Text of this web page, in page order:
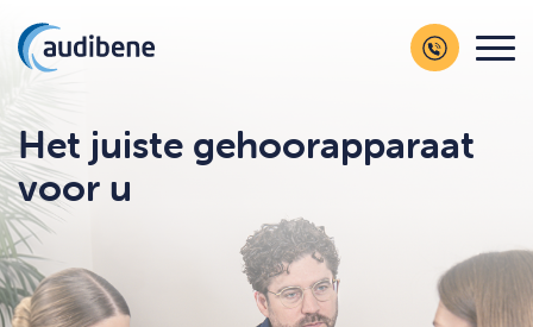
Het juiste gehoorapparaat
voor u